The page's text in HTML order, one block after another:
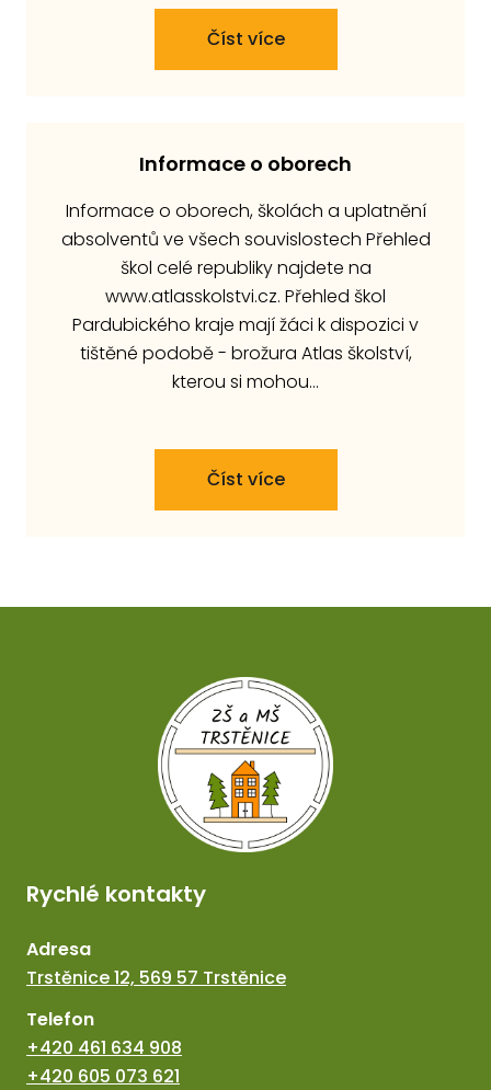
Číst více
Informace o oborech
Informace o oborech, školách a uplatnění
absolventů ve všech souvislostech Přehled
škol celé republiky najdete na
www.atlasskolstvi.cz. Přehled škol
Pardubického kraje mají žáci k dispozici v
tištěné podobě - brožura Atlas školství,
kterou si mohou…
Číst více
Rychlé kontakty
Adresa
Trstěnice 12, 569 57 Trstěnice
Telefon
+420 461 634 908
+420 605 073 621